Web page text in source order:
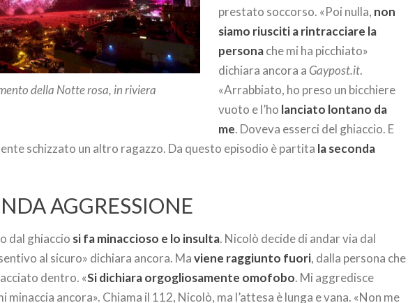
della Notte rosa, in riviera
prestato soccorso. «Poi nulla, non
siamo riusciti a rintracciare la
personache mi ha picchiato»
dichiara ancora a Gaypost.it.
«Arrabbiato, ho preso un bicchiere
vuoto e l’ho lanciato lontano da
me. Doveva esserci del ghiaccio. E
schizzato un altro ragazzo. Da questo episodio è partita la seconda
AGGRESSIONE
dal ghiaccio si fa minaccioso e lo insulta. Nicolò decide di andar via dal
al sicuro» dichiara ancora. Maviene raggiunto fuori, dalla persona che
dentro. «Si dichiara orgogliosamente omofobo. Mi aggredisce
minaccia ancora». Chiama il 112, Nicolò, ma l’attesa è lunga e vana. «Non me